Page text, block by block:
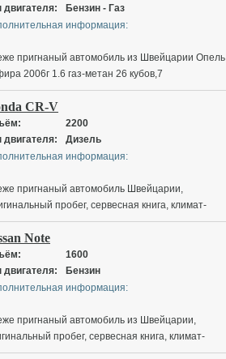
АВТО-ПАРКОВКА, Без ключевой доступ,
старт-стоп, CD AUX MP-3 Bluetooth
двигателя:
Бензин - Газ
информация:
пригнаный автомобиль из Швейцарии Опель
2006г 1.6 газ-метан 26 кубов,7
пробег, сервесная книга,
контроль, круиз контроль, корректор фар,
зеркала, датчики дождя-
CR-V
2200
двигателя:
Дизель
информация:
пригнаный автомобиль Швейцарии,
пробег, сервесная книга, климат-
круиз контроль, мультеруль, корректор
электро зеркала, датчики дождя-света,
замок,
Note
1600
двигателя:
Бензин
информация:
пригнаный автомобиль из Швейцарии,
пробег, сервесная книга, климат-
мультеруль, корректор фар, электро